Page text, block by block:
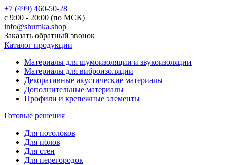
+7 (499) 460-50-28
с 9:00 - 20:00 (по МСК)
info@shumka.shop
Заказать обратный звонок
Каталог продукции
Материалы для шумоизоляции и звукоизоляции
Материалы для виброизоляции
Декоративные акустические материалы
Дополнительные материалы
Профили и крепежные элементы
Готовые решения
Для потолоков
Для полов
Для стен
Для перегородок